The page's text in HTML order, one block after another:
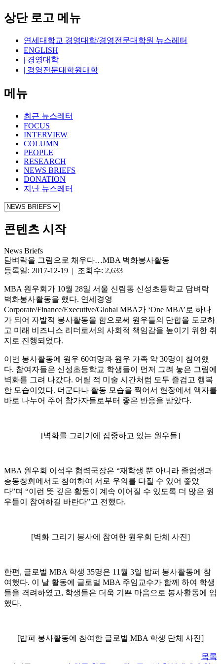
상단 로고 메뉴
연세대학교 경영대학/경영전문대학원 뉴스레터
ENGLISH
| 경영대학
| 경영전문대학원대학
메뉴
최근 뉴스레터
FOCUS
INTERVIEW
COLUMN
PEOPLE
RESEARCH
NEWS BRIEFS
DONATION
지난 뉴스레터
콘텐츠 시작
News Briefs
담벼락을 그림으로 채우다…MBA 벽화봉사활동
등록일: 2017-12-19 | 조회수: 2,633
MBA 원우회가 10월 28일 서울 신림동 신성초등학교 담벼락
벽화봉사활동을 했다. 연세경영
Corporate/Finance/Executive/Global MBA가 ‘One MBA’로 하나
가 되어 자발적 봉사활동을 함으로써 원우들의 단합을 도모하
고 미래 비즈니스 리더로서의 사회적 책임감을 높이기 위한 취
지로 진행되었다.
이번 봉사활동에 원우 60여명과 원우 가족 약 30명이 참여했
다. 참여자들은 신성초등학교 학생들이 먼저 그려 놓은 그림에
벽화를 그려 나갔다. 어릴 적 미술 시간처럼 모두 즐겁고 행복
한 모습이었다. 더군다나 활동 모습을 찍어서 현장에서 액자를
바로 나누어 주어 참가자들로부터 좋은 반응을 받았다.
[벽화를 그리기에 집중하고 있는 원우들]
MBA 원우회 이석우 협력국장은 “재학생 뿐 아니라 졸업생과
총동창회에서도 참여하여 서로 우의를 다질 수 있어 좋았
다”며 “이런 뜻 깊은 활동이 계속 이어질 수 있도록 더 많은 원
우들이 참여하길 바란다”고 전했다.
[벽화 그리기 봉사에 참여한 원우회 단체 사진]
한편, 글로벌 MBA 학생 35명은 11월 3일 밥퍼 봉사활동에 참
여했다. 이 날 활동에 글로벌 MBA 주임교수가 함께 하여 학생
들을 격려하였고, 학생들은 더욱 기쁜 마음으로 봉사활동에 임
했다.
[밥퍼 봉사활동에 참여한 글로벌 MBA 학생 단체 사진]
목록